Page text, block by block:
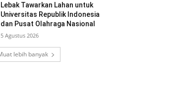
Lebak Tawarkan Lahan untuk
Universitas Republik Indonesia
dan Pusat Olahraga Nasional
5 Agustus 2026
lebih banyak